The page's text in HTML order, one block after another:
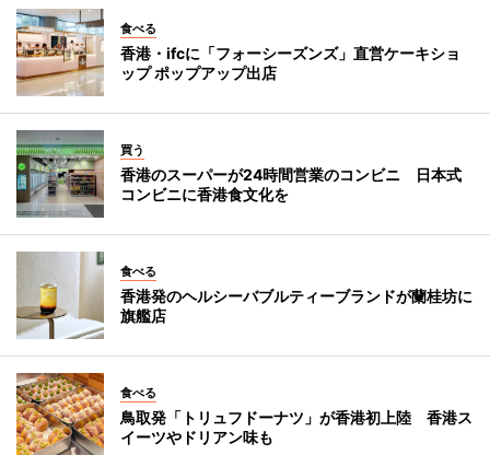
食べる
香港・ifcに「フォーシーズンズ」直営ケーキショ
ップ ポップアップ出店
買う
香港のスーパーが24時間営業のコンビニ 日本式
コンビニに香港食文化を
食べる
香港発のヘルシーバブルティーブランドが蘭桂坊に
旗艦店
食べる
鳥取発「トリュフドーナツ」が香港初上陸 香港ス
イーツやドリアン味も